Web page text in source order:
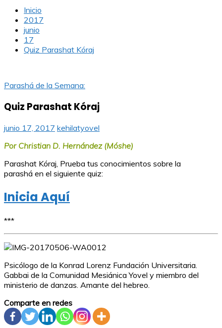
Inicio
2017
junio
17
Quiz Parashat Kóraj
Parashá de la Semana:
Quiz Parashat Kóraj
junio 17, 2017 kehilatyovel
Por Christian D. Hernández (Móshe)
Parashat Kóraj, Prueba tus conocimientos sobre la
parashá en el siguiente quiz:
Inicia Aquí
***
Psicólogo de la Konrad Lorenz Fundación Universitaria.
Gabbai de la Comunidad Mesiánica Yovel y miembro del
ministerio de danzas. Amante del hebreo.
Comparte en redes